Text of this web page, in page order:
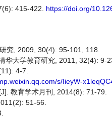
415-422. https://doi.org/
究, 2009, 30(4): 95-101, 118.
华大学教育研究, 2011, 32(4): 9-
4-7.
s/IieyW-
教育学术月刊, 2014(8): 71-79.
51-56.